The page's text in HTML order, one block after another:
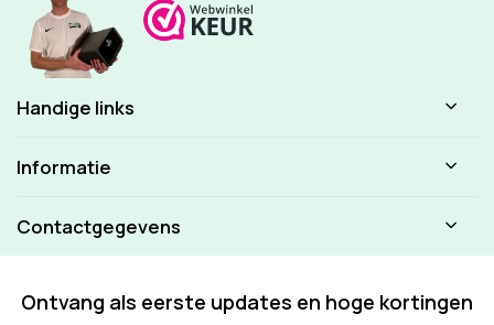
Handige links
Informatie
Contactgegevens
Ontvang als eerste updates en hoge kortingen